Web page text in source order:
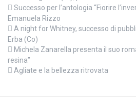
Successo per l’antologia “Fiorire
Emanuela Rizzo
A night for Whitney, successo di
Erba (Co)
Michela Zanarella presenta il suo
resina”
Agliate e la bellezza ritrovata